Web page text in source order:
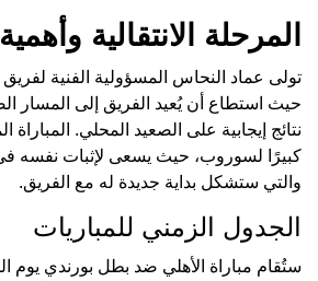
المرحلة الانتقالية
تولى عماد النحاس المسؤولية الفنية
حيث استطاع أن يُعيد الفريق إلى المسار
نتائج إيجابية على الصعيد المحلي. المباراة
كبيرًا لسوروب، حيث يسعى لإثبات نفسه في
والتي ستشكل بداية جديدة له مع الفريق.
الجدول الزمني للمباريات
ستُقام مباراة الأهلي ضد بطل بورندي يوم